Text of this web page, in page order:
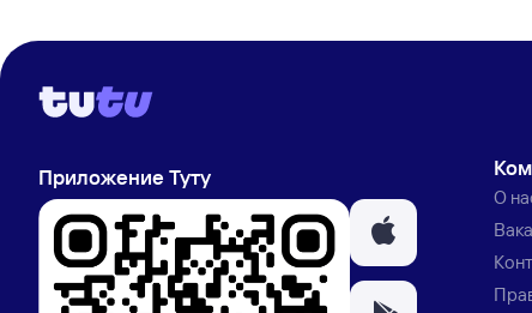
Приложение Туту
О